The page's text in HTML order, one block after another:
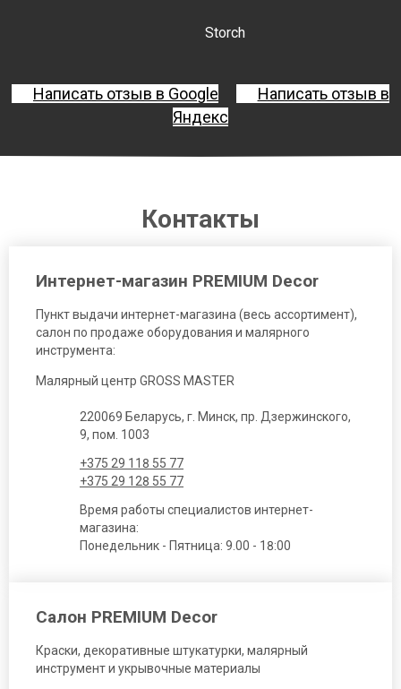
Storch
Написать отзыв в Google
Написать отзыв в
Яндекс
Контакты
Интернет-магазин PREMIUM Decor
Пункт выдачи интернет-магазина (весь ассортимент),
салон по продаже оборудования и малярного
инструмента:
Малярный центр GROSS MASTER
220069 Беларусь, г. Минск, пр. Дзержинского,
9, пом. 1003
+375 29 118 55 77
+375 29 128 55 77
Время работы специалистов интернет-
магазина:
Понедельник - Пятница: 9.00 - 18:00
Салон PREMIUM Decor
Краски, декоративные штукатурки, малярный
инструмент и укрывочные материалы